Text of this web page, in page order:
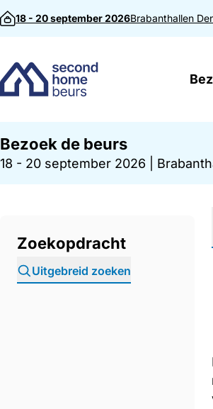
Direct naar inhoud
18 - 20 september 2026Brabanthallen
Bezoek de beurs
18 - 20 september 2026
Zoekopdracht
Uitgebreid zoeken